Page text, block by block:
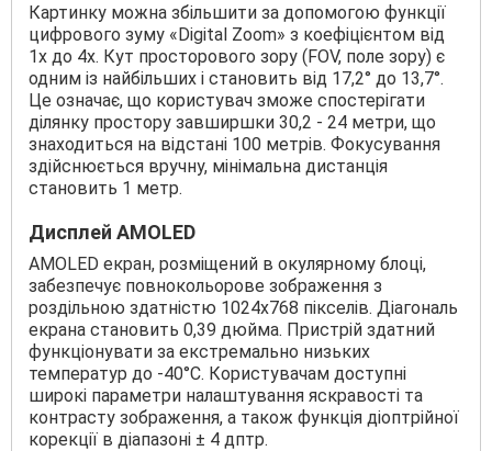
Картинку можна збільшити за допомогою функції
цифрового зуму «Digital Zoom» з коефіцієнтом від
1x до 4x. Кут просторового зору (FOV, поле зору) є
одним із найбільших і становить від 17,2° до 13,7°.
Це означає, що користувач зможе спостерігати
ділянку простору завширшки 30,2 - 24 метри, що
знаходиться на відстані 100 метрів. Фокусування
здійснюється вручну, мінімальна дистанція
становить 1 метр.
Дисплей AMOLED
АМОLED екран, розміщений в окулярному блоці,
забезпечує повнокольорове зображення з
роздільною здатністю 1024x768 пікселів. Діагональ
екрана становить 0,39 дюйма. Пристрій здатний
функціонувати за екстремально низьких
температур до -40°С. Користувачам доступні
широкі параметри налаштування яскравості та
контрасту зображення, а також функція діоптрійної
корекції в діапазоні ± 4 дптр.